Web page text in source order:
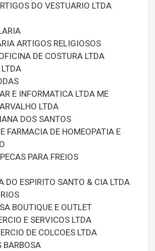
DO VESTUARIO LTDA
ARTIGOS RELIGIOSOS
DE COSTURA LTDA
E INFORMATICA LTDA ME
LTDA
DOS SANTOS
FARMACIA DE HOMEOPATIA E
PARA FREIOS
DO ESPIRITO SANTO & CIA LTDA
BOUTIQUE E OUTLET
E SERVICOS LTDA
DE COLCOES LTDA
BARBOSA